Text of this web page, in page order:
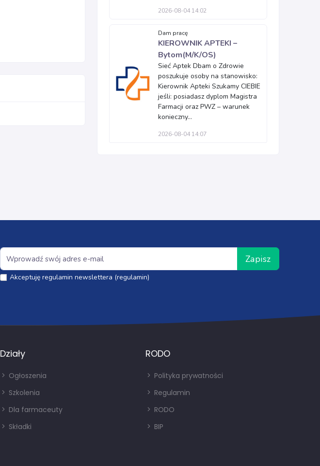
2026-08-04 14:02
Dam pracę
KIEROWNIK APTEKI –
Bytom(M/K/OS)
Sieć Aptek Dbam o Zdrowie
poszukuje osoby na stanowisko:
Kierownik Apteki Szukamy CIEBIE
jeśli: posiadasz dyplom Magistra
Farmacji oraz PWZ – warunek
konieczny...
2026-08-04 14:07
Zapisz
Akceptuję regulamin newslettera (regulamin)
Działy
Ogłoszenia
Szkolenia
Dla farmaceuty
Składki
RODO
Polityka prywatności
Regulamin
RODO
BIP